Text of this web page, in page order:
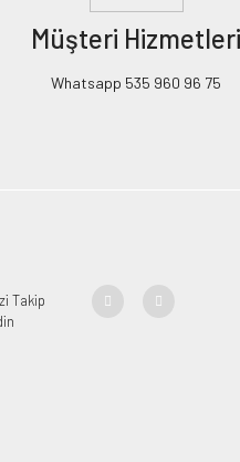
Müşteri Hizmetleri
Whatsapp 535 960 96 75
Takip